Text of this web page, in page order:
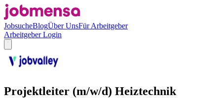
JobsucheBlogÜber UnsFür Arbeitgeber
Arbeitgeber Login
Projektleiter (m/w/d) Heiztechnik